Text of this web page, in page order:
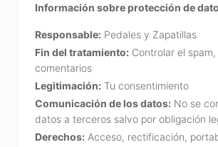
Información sobre protección de
Responsable: Pedales y Zapatillas
Fin del tratamiento: Controlar el
comentarios
Legitimación: Tu consentimiento
Comunicación de los datos: No se
datos a terceros salvo por obligación
Derechos: Acceso, rectificación,